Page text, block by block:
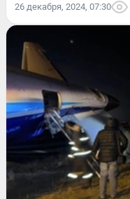
26 декабря, 2024, 07:30